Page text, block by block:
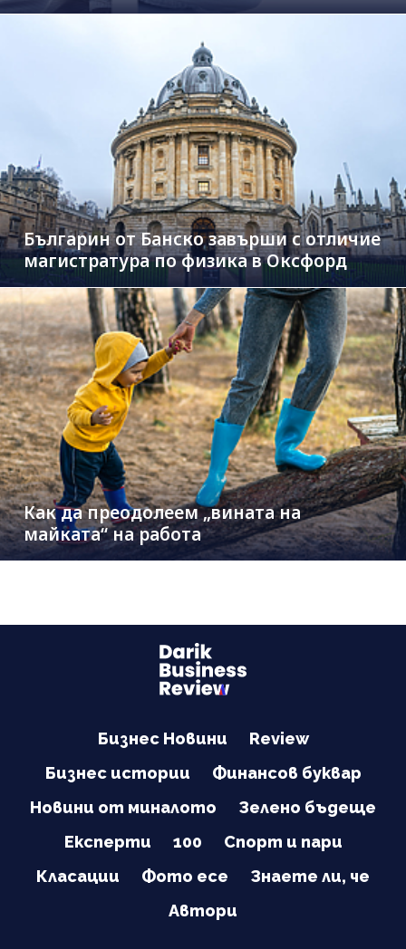
Българин от Банско завърши с отличие
магистратура по физика в Оксфорд
Как да преодолеем „вината на
майката“ на работа
Бизнес Новини
Review
Бизнес истории
Финансов буквар
Новини от миналото
Зелено бъдеще
Експерти
100
Спорт и пари
Класации
Фото есе
Знаете ли, че
Автори